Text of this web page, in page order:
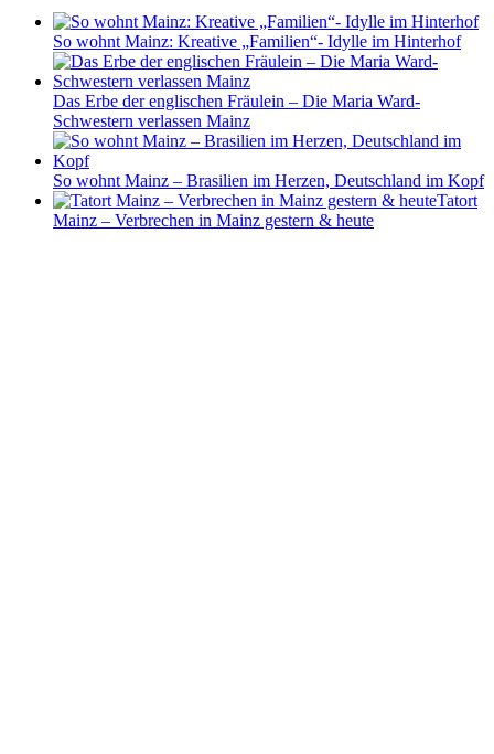
So wohnt Mainz: Kreative „Familien“- Idylle im Hinterhof
Das Erbe der englischen Fräulein – Die Maria Ward-
Schwestern verlassen Mainz
So wohnt Mainz – Brasilien im Herzen, Deutschland im Kopf
Tatort
Mainz – Verbrechen in Mainz gestern & heute